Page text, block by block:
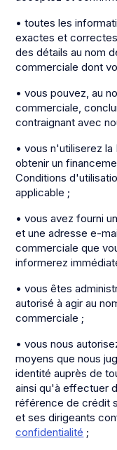
• toutes les
exactes et
des détails au nom
commerciale dont
• vous pouvez, au
commerciale,
contraignant avec
• vous n'utiliserez
obtenir un
Conditions
applicable ;
• vous avez fourni
et une adresse e-
commerciale que
informerez
• vous êtes
autorisé à agir au
commerciale ;
• vous nous
moyens que nous
identité auprès de
ainsi qu'à effectuer
référence de crédit
et ses dirigeants
confidentialité ;